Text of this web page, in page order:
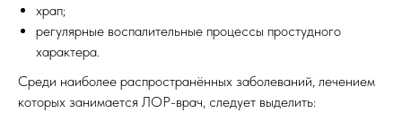
храп;
регулярные воспалительные процессы простудного
характера.
Среди наиболее распространённых заболеваний, лечением
которых занимается ЛОР-врач, следует выделить: